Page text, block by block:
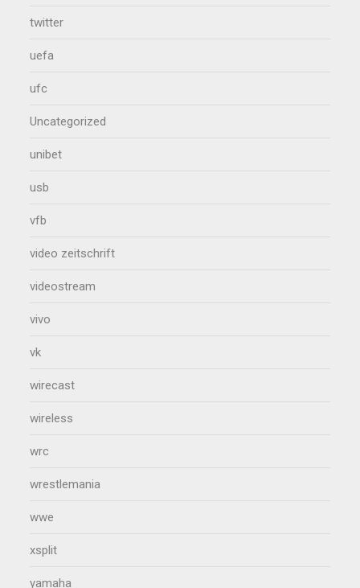
twitter
uefa
ufc
Uncategorized
unibet
usb
vfb
video zeitschrift
videostream
vivo
vk
wirecast
wireless
wrc
wrestlemania
wwe
xsplit
yamaha